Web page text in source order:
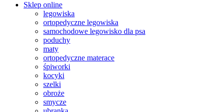
Sklep online
legowiska
ortopedyczne legowiska
samochodowe legowisko dla psa
poduchy
maty
ortopedyczne materace
śpiworki
kocyki
szelki
obroże
smycze